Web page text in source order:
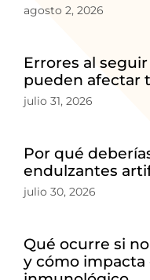
agosto 2, 2026
Errores al
pueden afectar
julio 31, 2026
Por qué
endulzantes
julio 30, 2026
Qué ocurre si
y cómo